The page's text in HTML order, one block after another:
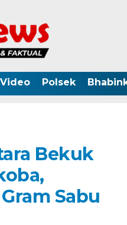
Video Polsek
Bekuk
Sabu